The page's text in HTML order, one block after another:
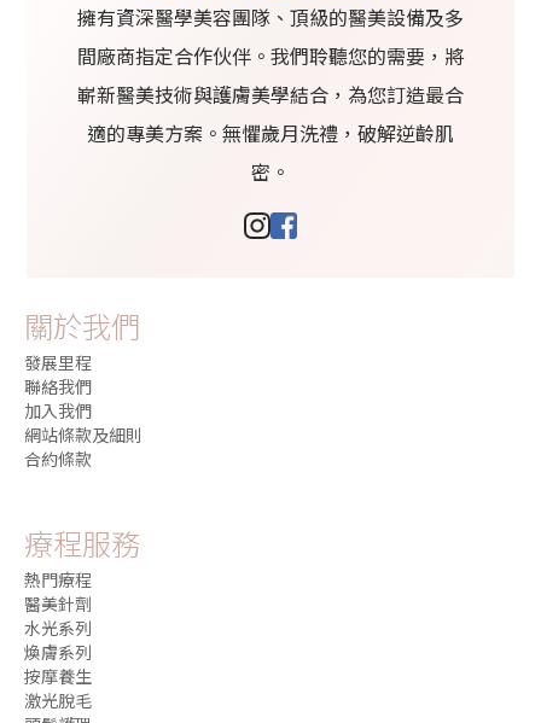
擁有資深醫學美容團隊、頂級的醫美設備及多
間廠商指定合作伙伴。我們聆聽您的需要，將
嶄新醫美技術與護膚美學結合，為您訂造最合
適的專美方案。無懼歲月洗禮，破解逆齡肌
密。
關於我們
發展里程
聯絡我們
加入我們
網站條款及細則
合約條款
療程服務
熱門療程
醫美針劑
水光系列
煥膚系列
按摩養生
激光脫毛